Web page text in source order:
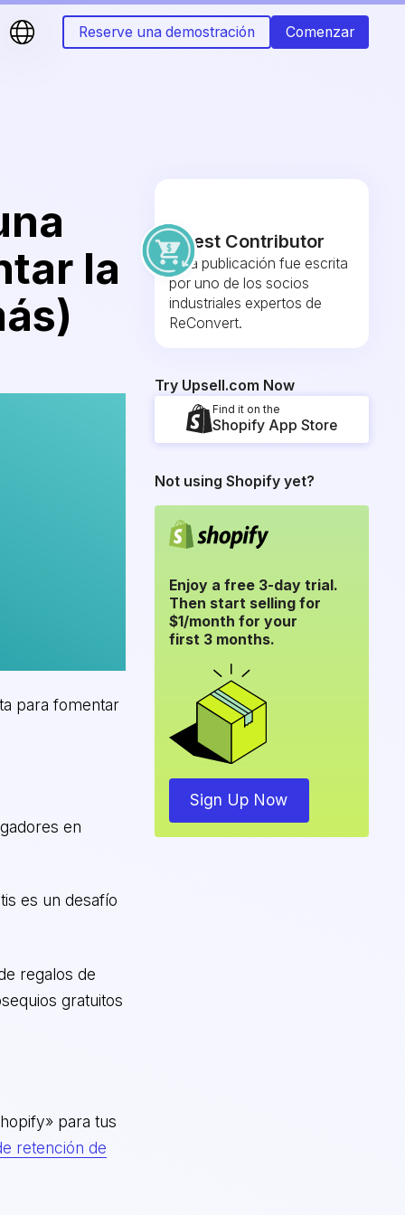
Reserve una demostración Comenzar
la
para fomentar
en
es un desafío
regalos de
gratuitos
para tus
retención de
Guest Contributor
Esta publicación fue escrita
por uno de los socios
industriales expertos de
ReConvert.
Try Upsell.com Now
Find it on the
Shopify App Store
Not using Shopify yet?
Enjoy a free 3-day trial.
Then start selling for
$1/month for your
first 3 months.
Sign Up Now